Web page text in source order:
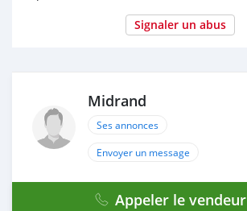
Signaler un abus
Midrand
Ses annonces
Envoyer un message
Appeler le vendeur